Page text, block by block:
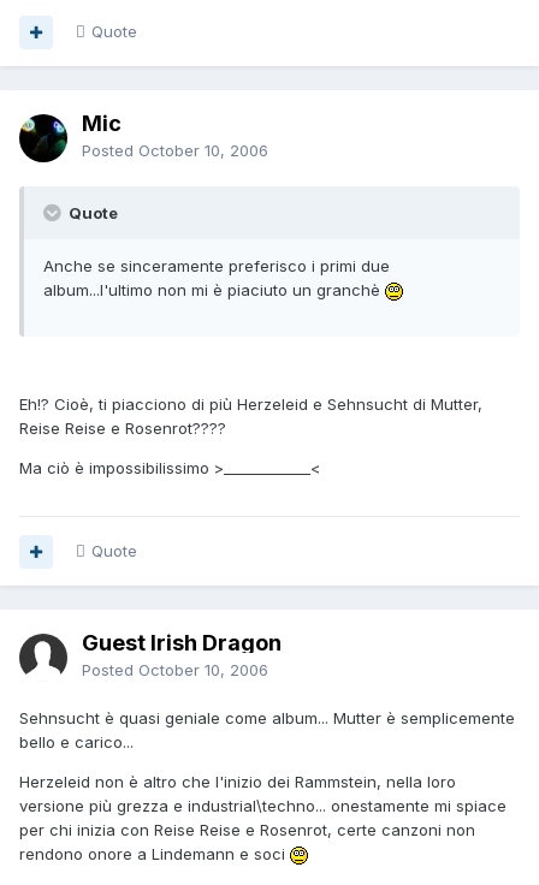
Quote
Mic
Posted October 10, 2006
Quote
Anche se sinceramente preferisco i primi due
album...l'ultimo non mi è piaciuto un granchè
Eh!? Cioè, ti piacciono di più Herzeleid e Sehnsucht di Mutter,
Reise Reise e Rosenrot????
Ma ciò è impossibilissimo >____________<
Quote
Guest Irish Dragon
Posted October 10, 2006
Sehnsucht è quasi geniale come album... Mutter è semplicemente
bello e carico...
Herzeleid non è altro che l'inizio dei Rammstein, nella loro
versione più grezza e industrial\techno... onestamente mi spiace
per chi inizia con Reise Reise e Rosenrot, certe canzoni non
rendono onore a Lindemann e soci